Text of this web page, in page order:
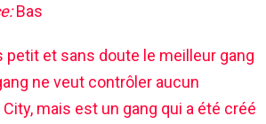
Bas
petit et sans doute le meilleur gang
ne veut contrôler aucun
mais est un gang qui a été créé